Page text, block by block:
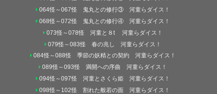
064怪～067怪 鬼丸との修行③ 河童らダイス！
068怪～072怪 鬼丸との修行④ 河童らダイス！
073怪～078怪 河童と８t 河童らダイス！
079怪～083怪 春の兆し 河童らダイス！
084怪～088怪 季節の妖精との契約 河童らダイス！
089怪～093怪 満開への序曲 河童らダイス！
094怪～097怪 河童とさくら姫 河童らダイス！
098怪～102怪 割れた般若の面 河童らダイス！